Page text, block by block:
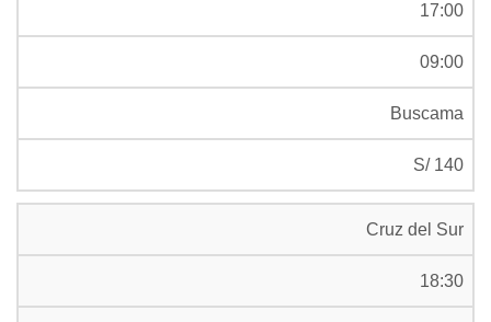
17:00
09:00
Buscama
S/ 140
Cruz del Sur
18:30